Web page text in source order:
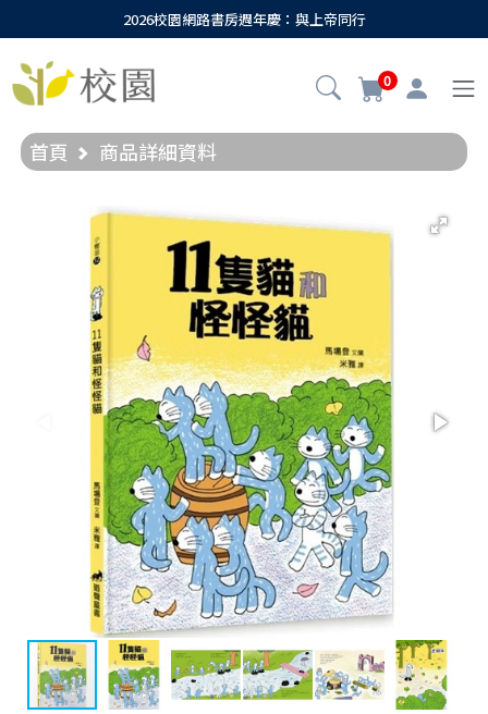
2026校園網路書房週年慶：與上帝同行
0
首頁 商品詳細資料